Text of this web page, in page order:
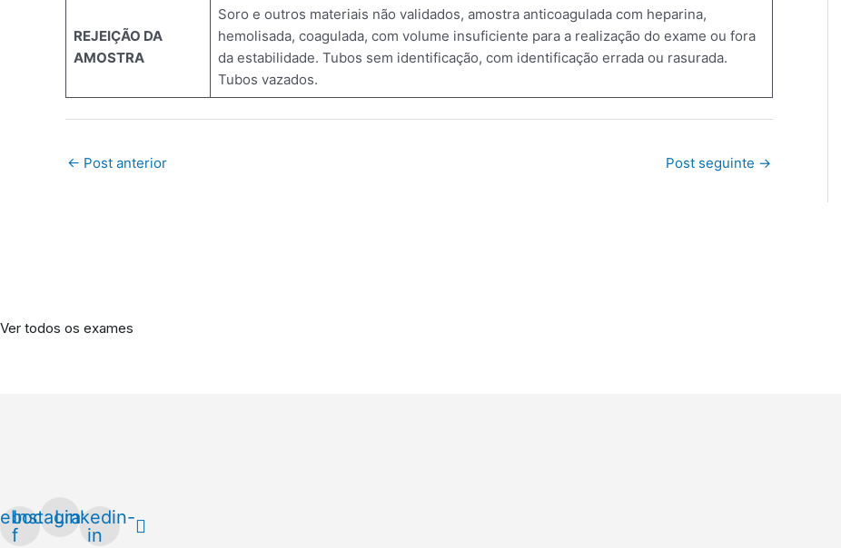
REJEIÇÃO DA
AMOSTRA
Soro e outros materiais não validados, amostra anticoagulada com heparina,
hemolisada, coagulada, com volume insuficiente para a realização do exame ou fora
da estabilidade. Tubos sem identificação, com identificação errada ou rasurada.
Tubos vazados.
← Post anterior Post seguinte →
Ver todos os exames
f
InstagramLinkedin-
in